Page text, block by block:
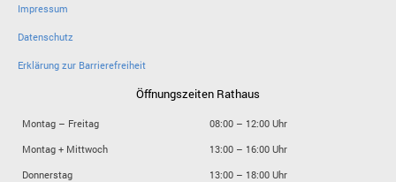
Impressum
Datenschutz
Erklärung zur Barrierefreiheit
Öffnungszeiten Rathaus
Montag – Freitag
08:00 – 12:00 Uhr
Montag + Mittwoch
13:00 – 16:00 Uhr
Donnerstag
13:00 – 18:00 Uhr